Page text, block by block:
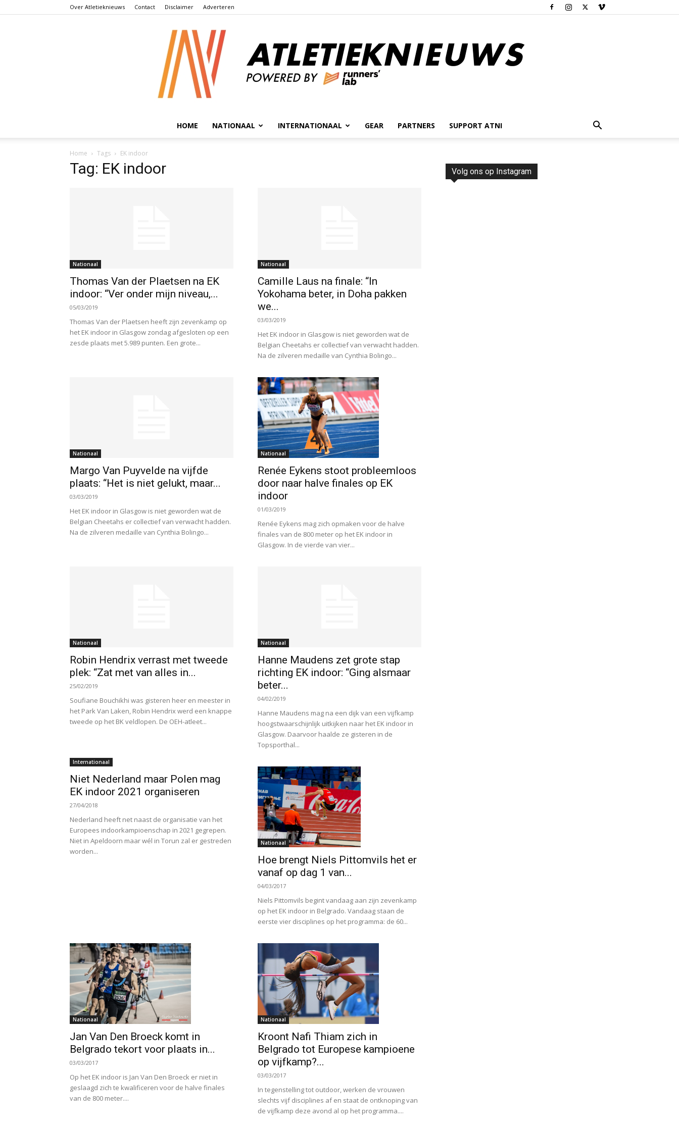
Over Atletieknieuws Contact Disclaimer Adverteren
HOME NATIONAAL INTERNATIONAAL GEAR PARTNERS SUPPORT ATNI
Home Tags EK indoor
Tag: EK indoor
Nationaal
Thomas Van der Plaetsen na EK
indoor: “Ver onder mijn niveau,...
05/03/2019
Thomas Van der Plaetsen heeft zijn zevenkamp op
het EK indoor in Glasgow zondag afgesloten op een
zesde plaats met 5.989 punten. Een grote...
Nationaal
Camille Laus na finale: “In
Yokohama beter, in Doha pakken
we...
03/03/2019
Het EK indoor in Glasgow is niet geworden wat de
Belgian Cheetahs er collectief van verwacht hadden.
Na de zilveren medaille van Cynthia Bolingo...
Nationaal
Margo Van Puyvelde na vijfde
plaats: “Het is niet gelukt, maar...
03/03/2019
Het EK indoor in Glasgow is niet geworden wat de
Belgian Cheetahs er collectief van verwacht hadden.
Na de zilveren medaille van Cynthia Bolingo...
Nationaal
Renée Eykens stoot probleemloos
door naar halve finales op EK
indoor
01/03/2019
Renée Eykens mag zich opmaken voor de halve
finales van de 800 meter op het EK indoor in
Glasgow. In de vierde van vier...
Nationaal
Robin Hendrix verrast met tweede
plek: “Zat met van alles in...
25/02/2019
Soufiane Bouchikhi was gisteren heer en meester in
het Park Van Laken, Robin Hendrix werd een knappe
tweede op het BK veldlopen. De OEH-atleet...
Nationaal
Hanne Maudens zet grote stap
richting EK indoor: “Ging alsmaar
beter...
04/02/2019
Hanne Maudens mag na een dijk van een vijfkamp
hoogstwaarschijnlijk uitkijken naar het EK indoor in
Glasgow. Daarvoor haalde ze gisteren in de
Topsporthal...
Internationaal
Niet Nederland maar Polen mag
EK indoor 2021 organiseren
27/04/2018
Nederland heeft net naast de organisatie van het
Europees indoorkampioenschap in 2021 gegrepen.
Niet in Apeldoorn maar wél in Torun zal er gestreden
worden...
Nationaal
Hoe brengt Niels Pittomvils het er
vanaf op dag 1 van...
04/03/2017
Niels Pittomvils begint vandaag aan zijn zevenkamp
op het EK indoor in Belgrado. Vandaag staan de
eerste vier disciplines op het programma: de 60...
Nationaal
Jan Van Den Broeck komt in
Belgrado tekort voor plaats in...
03/03/2017
Op het EK indoor is Jan Van Den Broeck er niet in
geslaagd zich te kwalificeren voor de halve finales
van de 800 meter....
Nationaal
Kroont Nafi Thiam zich in
Belgrado tot Europese kampioene
op vijfkamp?...
03/03/2017
In tegenstelling tot outdoor, werken de vrouwen
slechts vijf disciplines af en staat de ontknoping van
de vijfkamp deze avond al op het programma....
Volg ons op Instagram